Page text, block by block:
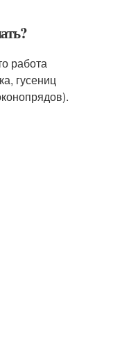
работа
гусениц